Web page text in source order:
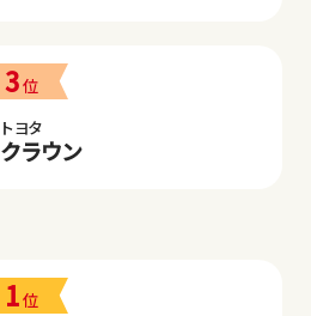
3位
トヨタ
クラウン
1位